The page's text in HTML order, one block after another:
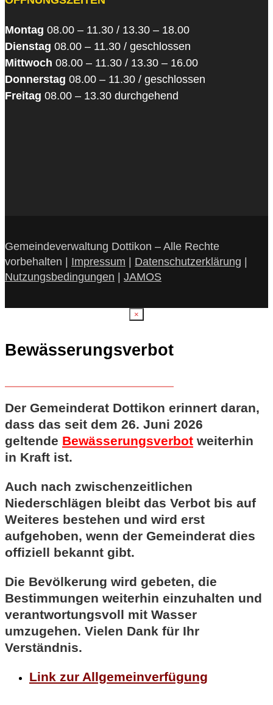
Montag 08.00 – 11.30 / 13.30 – 18.00
Dienstag 08.00 – 11.30 / geschlossen
Mittwoch 08.00 – 11.30 / 13.30 – 16.00
Donnerstag 08.00 – 11.30 / geschlossen
Freitag 08.00 – 13.30 durchgehend
Gemeindeverwaltung Dottikon – Alle Rechte
vorbehalten | Impressum Datenschutzerklärung
Nutzungsbedingungen
JAMOS
×
Bewässerungsverbot
Der Gemeinderat Dottikon erinnert daran,
dass das seit dem 26. Juni 2026
geltende Bewässerungsverbot weiterhin
in Kraft ist.
Auch nach zwischenzeitlichen
Niederschlägen bleibt das Verbot bis auf
Weiteres bestehen und wird erst
aufgehoben, wenn der Gemeinderat dies
offiziell bekannt gibt.
Die Bevölkerung wird gebeten, die
Bestimmungen weiterhin einzuhalten und
verantwortungsvoll mit Wasser
umzugehen. Vielen Dank für Ihr
Verständnis.
Link zur Allgemeinverfügung